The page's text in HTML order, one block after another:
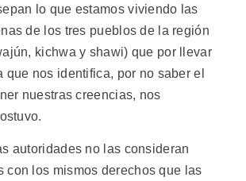
lo que estamos viviendo las
de los tres pueblos de la región
kichwa y shawi) que por llevar
que nos identifica, por no saber el
nuestras creencias, nos
autoridades no las consideran
con los mismos derechos que las